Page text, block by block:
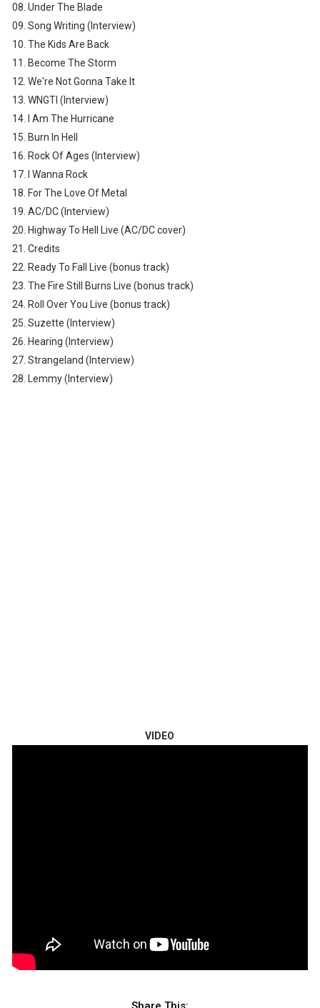
08. Under The Blade
09. Song Writing (Interview)
10. The Kids Are Back
11. Become The Storm
12. We're Not Gonna Take It
13. WNGTI (Interview)
14. I Am The Hurricane
15. Burn In Hell
16. Rock Of Ages (Interview)
17. I Wanna Rock
18. For The Love Of Metal
19. AC/DC (Interview)
20. Highway To Hell Live (AC/DC cover)
21. Credits
22. Ready To Fall Live (bonus track)
23. The Fire Still Burns Live (bonus track)
24. Roll Over You Live (bonus track)
25. Suzette (Interview)
26. Hearing (Interview)
27. Strangeland (Interview)
28. Lemmy (Interview)
VIDEO